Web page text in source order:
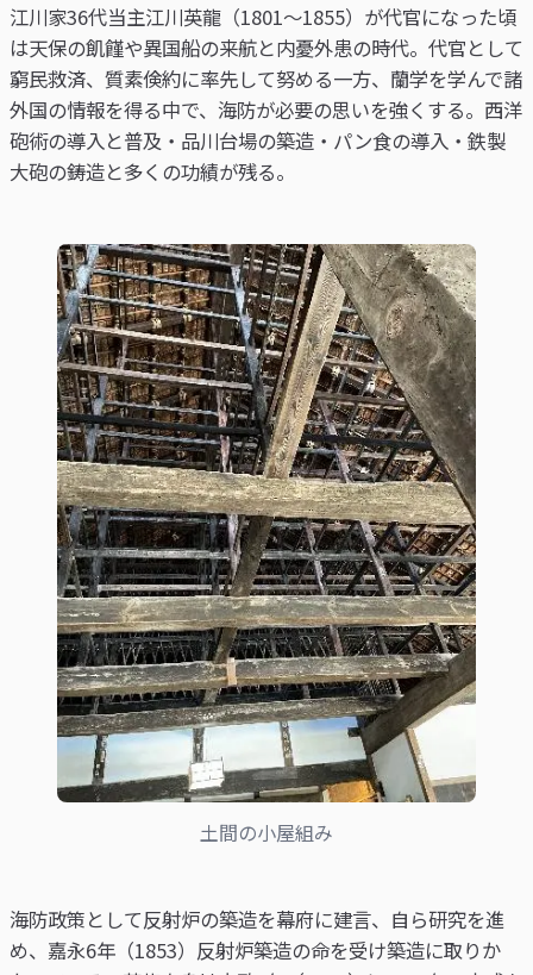
江川家36代当主江川英龍（1801～1855）が代官になった頃
は天保の飢饉や異国船の来航と内憂外患の時代。代官として
窮民救済、質素倹約に率先して努める一方、蘭学を学んで諸
外国の情報を得る中で、海防が必要の思いを強くする。西洋
砲術の導入と普及・品川台場の築造・パン食の導入・鉄製
大砲の鋳造と多くの功績が残る。
土間の小屋組み
海防政策として反射炉の築造を幕府に建言、自ら研究を進
め、嘉永6年（1853）反射炉築造の命を受け築造に取りか